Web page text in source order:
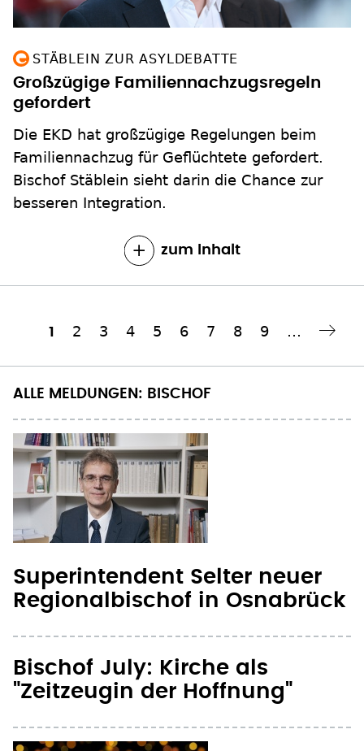
STÄBLEIN ZUR ASYLDEBATTE
Großzügige Familiennachzugsregeln
gefordert
Die EKD hat großzügige Regelungen beim
Familiennachzug für Geflüchtete gefordert.
Bischof Stäblein sieht darin die Chance zur
besseren Integration.
zum Inhalt
Aktuelle
1 Seite
2 Seite
3 Seite
4 Seite
5 Seite
6 Seite
7 Seite
8 Seite
9 …
Nächste Seite
ALLE MELDUNGEN: BISCHOF
Superintendent Selter neuer
Regionalbischof in Osnabrück
Bischof July: Kirche als
"Zeitzeugin der Hoffnung"